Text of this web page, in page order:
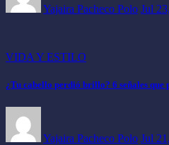
Yajaira Pacheco Polo Jul
VIDA Y ESTILO
¿Tu cabello perdió brillo? 6 señales que
Yajaira Pacheco Polo Jul